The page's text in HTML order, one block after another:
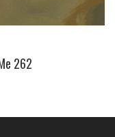
262